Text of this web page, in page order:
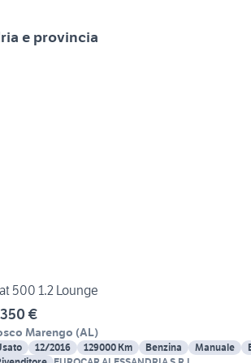
e provincia
500 1.2 Lounge
€
Marengo (AL)
12/2016 129000 Km Benzina Manuale